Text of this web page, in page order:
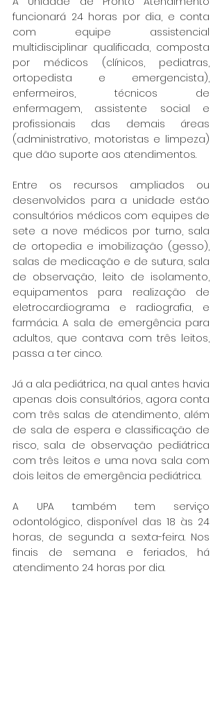
funcionará 24 horas por dia, e conta
com equipe assistencial
multidisciplinar qualificada, composta
por médicos (clínicos, pediatras,
ortopedista e emergencista),
enfermeiros, técnicos de
enfermagem, assistente social e
profissionais das demais áreas
(administrativo, motoristas e limpeza)
que dão suporte aos atendimentos.
Entre os recursos ampliados ou
desenvolvidos para a unidade estão
consultórios médicos com equipes de
sete a nove médicos por turno, sala
de ortopedia e imobilização (gesso),
salas de medicação e de sutura, sala
de observação, leito de isolamento,
equipamentos para realização de
eletrocardiograma e radiografia, e
farmácia. A sala de emergência para
adultos, que contava com três leitos,
passa a ter cinco.
Já a ala pediátrica, na qual antes havia
apenas dois consultórios, agora conta
com três salas de atendimento, além
de sala de espera e classificação de
risco, sala de observação pediátrica
com três leitos e uma nova sala com
dois leitos de emergência pediátrica.
A UPA também tem serviço
odontológico, disponível das 18 às 24
horas, de segunda a sexta-feira. Nos
finais de semana e feriados, há
atendimento 24 horas por dia.